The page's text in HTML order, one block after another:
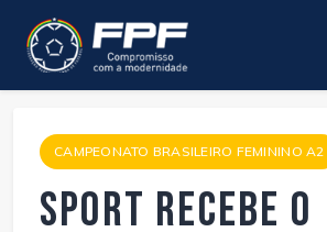
CAMPEONATO BRASILEIRO FEMININO A2
Sport recebe o